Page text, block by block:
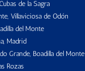
de la Sagra
Villaviciosa de Odón
del Monte
Madrid
Grande, Boadilla del Monte
Rozas